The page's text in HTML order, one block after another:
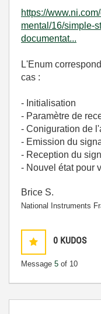
https://
mental/16/simple-
documentat...
L'Enum
cas :
- Initialisation
- Paramètre de
- Coniguration de
- Emission du
- Reception du
- Nouvel état pour
Brice S.
National Instruments
0 KUDOS
Message 5 of 10